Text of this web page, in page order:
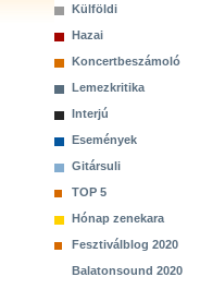
Külföldi
Hazai
Koncertbeszámoló
Lemezkritika
Interjú
Események
Gitársuli
TOP 5
Hónap zenekara
Fesztiválblog 2020
Balatonsound 2020